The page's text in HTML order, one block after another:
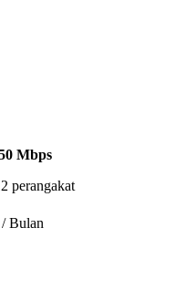
Mbps
perangakat
/ Bulan